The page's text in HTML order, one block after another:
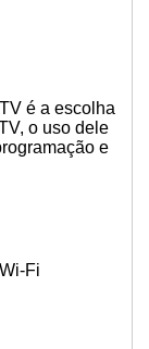
TV é a escolha
o uso dele
e
Fi